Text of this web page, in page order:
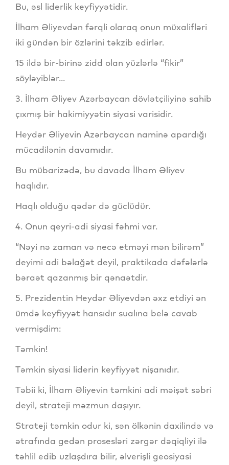
Bu, əsl liderlik keyfiyyətidir.
İlham Əliyevdən fərqli olaraq onun müxalifləri
iki gündən bir özlərini təkzib edirlər.
15 ildə bir-birinə zidd olan yüzlərlə “fikir”
söyləyiblər...
3. İlham Əliyev Azərbaycan dövlətçiliyinə sahib
çıxmış bir hakimiyyətin siyasi varisidir.
Heydər Əliyevin Azərbaycan naminə apardığı
mücadilənin davamıdır.
Bu mübarizədə, bu davada İlham Əliyev
haqlıdır.
Haqlı olduğu qədər də güclüdür.
4. Onun qeyri-adi siyasi fəhmi var.
“Nəyi nə zaman və necə etməyi mən bilirəm”
deyimi adi bəlağət deyil, praktikada dəfələrlə
bəraət qazanmış bir qənaətdir.
5. Prezidentin Heydər Əliyevdən əxz etdiyi ən
ümdə keyfiyyət hansıdır sualına belə cavab
vermişdim:
Təmkin!
Təmkin siyasi liderin keyfiyyət nişanıdır.
Təbii ki, İlham Əliyevin təmkini adi məişət səbri
deyil, strateji məzmun daşıyır.
Strateji təmkin odur ki, sən ölkənin daxilində və
ətrafında gedən prosesləri zərgər dəqiqliyi ilə
təhlil edib uzlaşdıra bilir, əlverişli geosiyasi